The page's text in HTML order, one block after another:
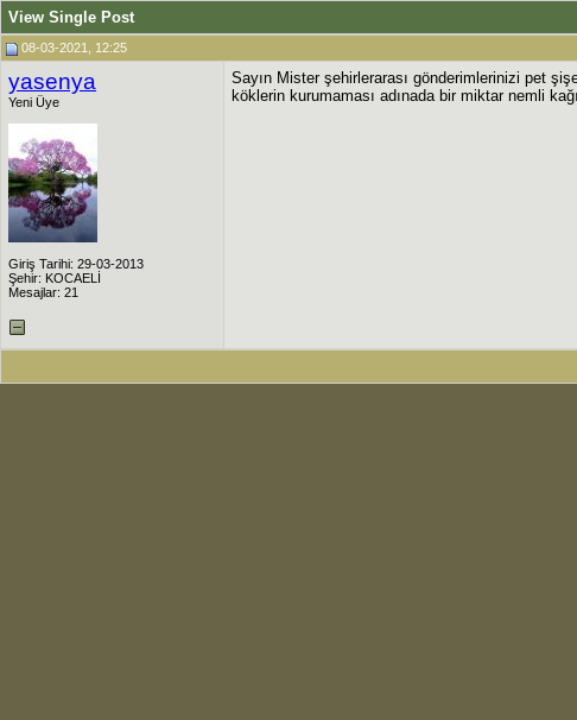
View Single Post
08-03-2021, 12:25
yasenya
Yeni Üye
Giriş Tarihi: 29-03-2013
Şehir: KOCAELİ
Mesajlar: 21
Sayın Mister şehirlerarası gönderimlerinizi pet
köklerin kurumaması adınada bir miktar nemli